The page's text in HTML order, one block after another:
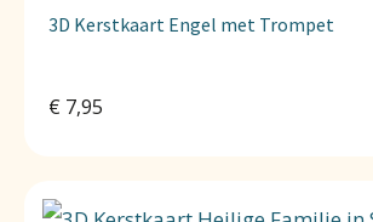
3D Kerstkaart Engel met Trompet
€ 7,95